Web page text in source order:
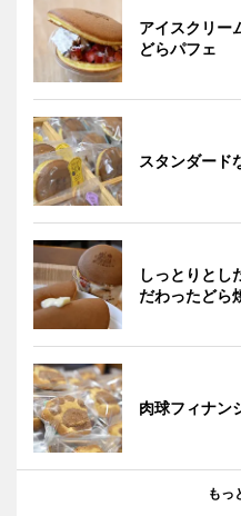
アイスクリー
どらパフェ
スタンダード
しっとりとし
だわったどら
肉球フィナン
もっ